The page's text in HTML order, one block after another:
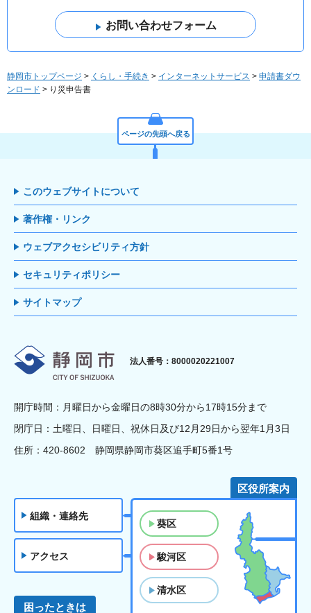
静岡市トップページ > くらし・手続き > インターネットサービス > 申請書ダウ
ンロード > り災申告書
ページの先頭へ戻る
このウェブサイトについて
著作権・リンク
ウェブアクセシビリティ方針
セキュリティポリシー
サイトマップ
静岡市
法人番号：8000020221007
開庁時間：月曜日から金曜日の8時30分から17時15分まで
閉庁日：土曜日、日曜日、祝休日及び12月29日から翌年1月3日
住所：420-8602 静岡県静岡市葵区追手町5番1号
組織・連絡先
アクセス
区役所案内
葵区
駿河区
清水区
困ったときは